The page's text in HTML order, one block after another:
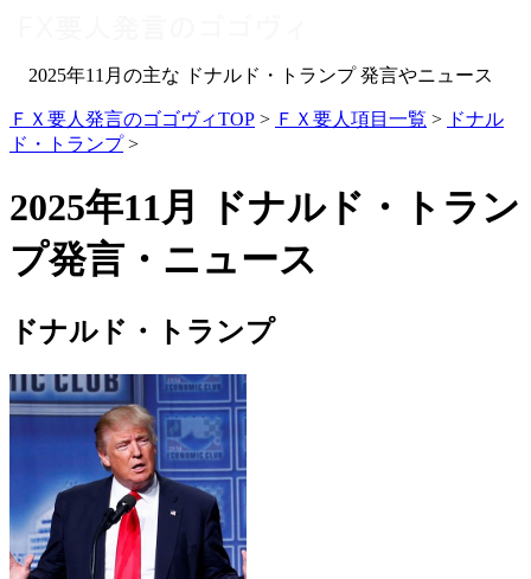
2025年11月の主な ドナルド・トランプ 発言やニュース
ＦＸ要人発言のゴゴヴィTOP > ＦＸ要人項目一覧 > ドナル
ド・トランプ>
2025年11月 ドナルド・トラン
プ発言・ニュース
ドナルド・トランプ